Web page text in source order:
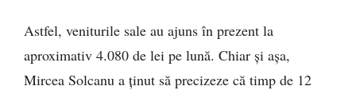
Astfel, veniturile sale au ajuns în prezent la
aproximativ 4.080 de lei pe lună. Chiar și așa,
Mircea Solcanu a ținut să precizeze că timp de 12